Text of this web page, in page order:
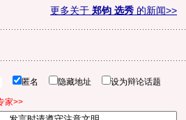
更多关于 郑钧 选秀 的新闻>>
匿名 隐藏地址 设为辩论话题
家>>